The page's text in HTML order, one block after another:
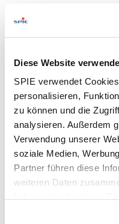
Diese Website
SPIE verwendet
personalisieren,
zu können und die
analysieren. Außerdem
Verwendung unserer
soziale Medien,
Partner führen diese
weiteren Daten
Aus dem Team in
Fehleranalyse und
Dieses Training wird
Kosten:950,- €
Trainer:in:Nicole